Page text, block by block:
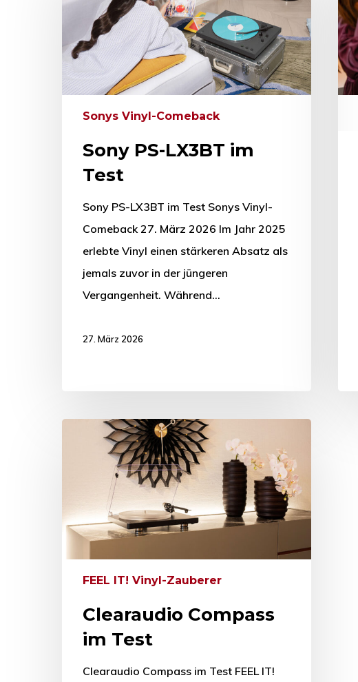
Drücken Sie Enter zum Suchen oder ESC zum Schließen.
Sonys Vinyl-Comeback
Sony PS-LX3BT im
Test
Sony PS-LX3BT im Test Sonys Vinyl-
Comeback 27. März 2026 Im Jahr 2025
erlebte Vinyl einen stärkeren Absatz als
jemals zuvor in der jüngeren
Vergangenheit. Während…
27. März 2026
FEEL IT! Vinyl-Zauberer
Clearaudio Compass
im Test
Clearaudio Compass im Test FEEL IT!